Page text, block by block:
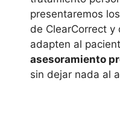
presentaremos
de ClearCorrect y
adapten al
asesoramiento
sin dejar nada al